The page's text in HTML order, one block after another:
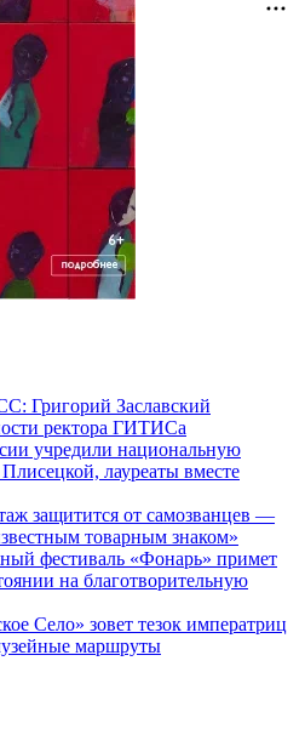
Григорий Заславский
ректора ГИТИСа
учредили национальную
лауреаты вместе
защитится от самозванцев —
товарным знаком»
фестиваль «Фонарь» примет
на благотворительную
Село» зовет тезок императриц
маршруты